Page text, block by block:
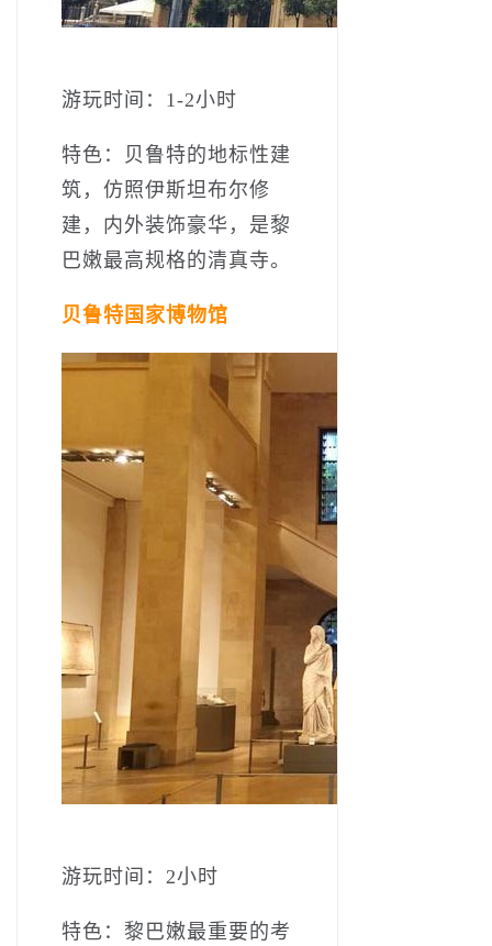
游玩时间：1-2小时
特色：贝鲁特的地标性建
筑，仿照伊斯坦布尔修
建，内外装饰豪华，是黎
巴嫩最高规格的清真寺。
贝鲁特国家博物馆
游玩时间：2小时
特色：黎巴嫩最重要的考